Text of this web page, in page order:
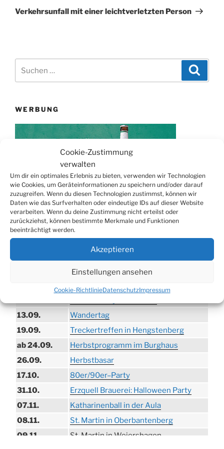
Cookie-Zustimmung
verwalten
Um dir ein optimales Erlebnis zu bieten, verwenden wir Technologien
wie Cookies, um Geräteinformationen zu speichern und/oder darauf
zuzugreifen. Wenn du diesen Technologien zustimmst, können wir
Daten wie das Surfverhalten oder eindeutige IDs auf dieser Website
verarbeiten. Wenn du deine Zustimmung nicht erteilst oder
zurückziehst, können bestimmte Merkmale und Funktionen
beeinträchtigt werden.
Akzeptieren
Einstellungen ansehen
Cookie-RichtlinieDatenschutzImpressum
Beitrag
Verkehrsunfall mit einer leichtverletzten Person
WERBUNG
TERMINE
Trödelmarkt in der Ortsmitte
13.09.
Wandertag
19.09.
Treckertreffen in Hengstenberg
ab 24.09.
Herbstprogramm im Burghaus
26.09.
Herbstbasar
17.10.
80er/90er–Party
31.10.
Erzquell Brauerei: Halloween Party
07.11.
Katharinenball in der Aula
08.11.
St. Martin in Oberbantenberg
09.11.
St. Martin in Weiershagen